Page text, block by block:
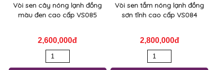
Vòi sen cây nóng lạnh đồng
màu đen cao cấp VS085
2,600,000đ
Vòi sen tắm nóng lạnh đồng
sơn tĩnh cao cấp VS084
2,800,000đ